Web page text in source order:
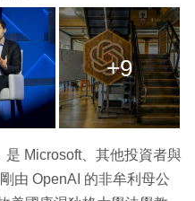
+9
Microsoft、其他投資者與
由 OpenAI 的非牟利母公